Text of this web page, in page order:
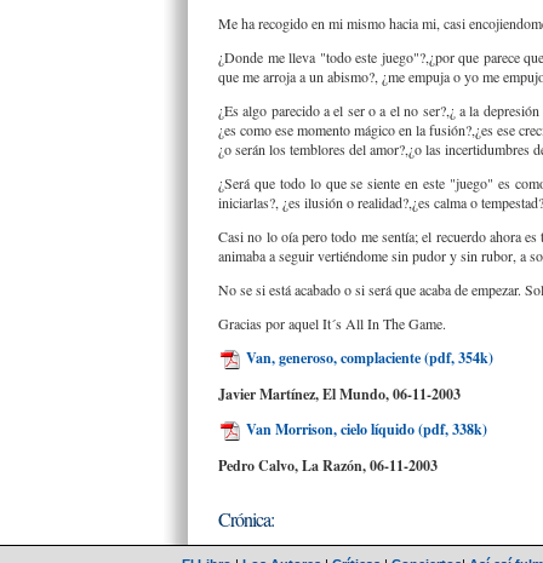
Me ha recogido en mi mismo hacia mi, casi
¿Donde me lleva "todo este juego"?,¿por que parece
que me arroja a un abismo?, ¿me empuja o yo me
¿Es algo parecido a el ser o a el no ser?,¿ a la
¿es como ese momento mágico en la fusión?,¿es ese
¿o serán los temblores del amor?,¿o las incertidumbres
¿Será que todo lo que se siente en este "juego" es
iniciarlas?, ¿es ilusión o realidad?,¿es calma o
Casi no lo oía pero todo me sentía; el recuerdo ahora
animaba a seguir vertiéndome sin pudor y sin rubor, a
No se si está acabado o si será que acaba de empezar.
Gracias por aquel It´s All In The Game.
Van, generoso, complaciente (pdf, 354k)
Javier Martínez, El Mundo,06-11-2003
Van Morrison, cielo líquido (pdf, 338k)
Pedro Calvo, La Razón,06-11-2003
Crónica: